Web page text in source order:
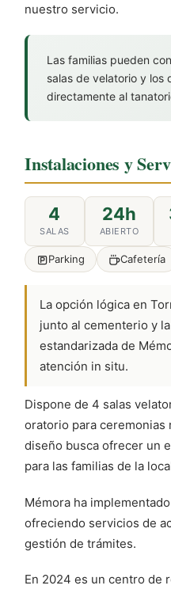
nuestro servicio.
Las familias pueden
salas de velatorio y los
directamente al
Instalaciones y
4
SALAS
24h
ABIERTO
Parking Cafetería
La opción lógica en
junto al cementerio y
estandarizada de
atención in situ.
Dispone de 4 salas
oratorio para ceremonias
diseño busca ofrecer un
para las familias de la
Mémora ha
ofreciendo servicios de
gestión de trámites.
En 2024 es un centro de